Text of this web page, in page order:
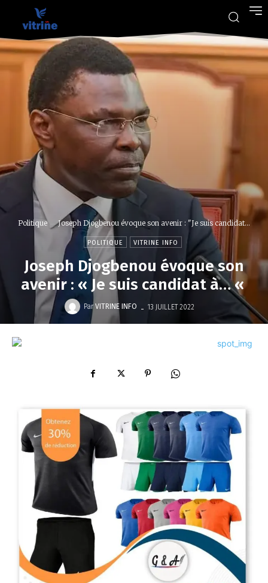
Politique Joseph Djogbenou évoque son avenir : "Je suis candidat...
POLITIQUE VITRINE INFO
Joseph Djogbenou évoque son
avenir : « Je suis candidat à… «
Par VITRINE INFO - 13 JUILLET 2022